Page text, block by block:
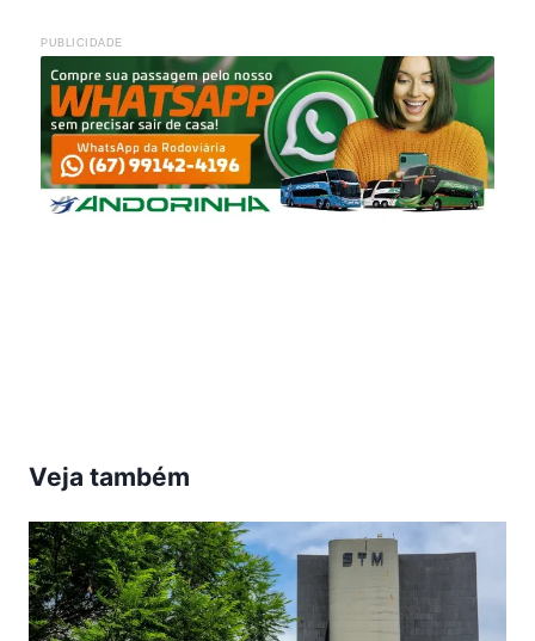
PUBLICIDADE
Veja também